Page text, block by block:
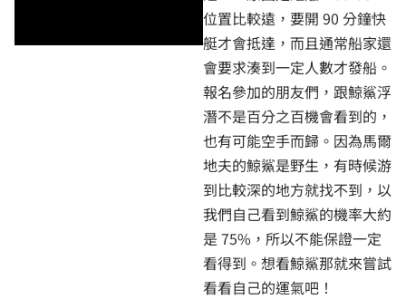
位置比較遠，要開 90 分鐘快
艇才會抵達，而且通常船家還
會要求湊到一定人數才發船。
報名參加的朋友們，跟鯨鯊浮
潛不是百分之百機會看到的，
也有可能空手而歸。因為馬爾
地夫的鯨鯊是野生，有時候游
到比較深的地方就找不到，以
我們自己看到鯨鯊的機率大約
是 75%，所以不能保證一定
看得到。想看鯨鯊那就來嘗試
看看自己的運氣吧！